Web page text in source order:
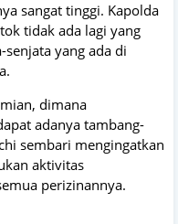
sangat tinggi. Kapolda
tidak ada lagi yang
yang ada di
dimana
adanya tambang-
sembari mengingatkan
aktivitas
perizinannya.